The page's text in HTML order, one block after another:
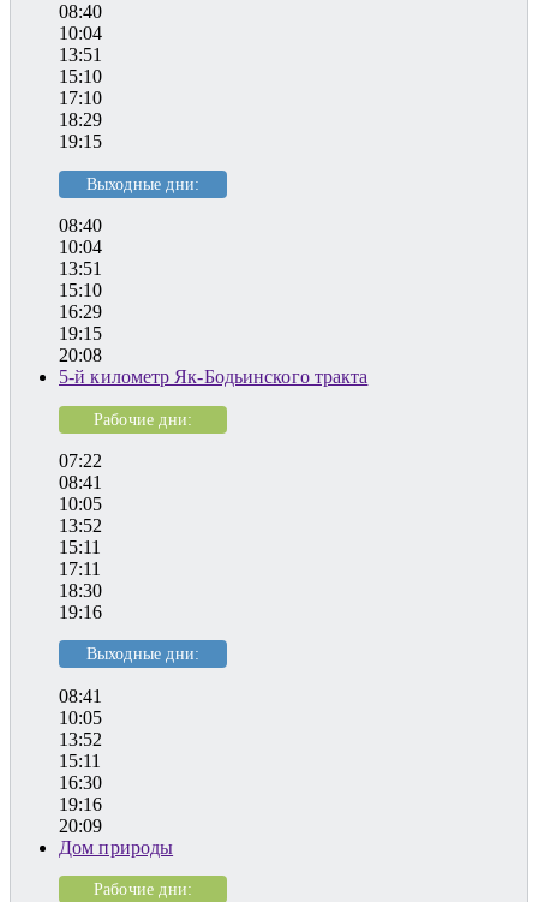
08:40
10:04
13:51
15:10
17:10
18:29
19:15
Выходные дни:
08:40
10:04
13:51
15:10
16:29
19:15
20:08
5-й километр Як-Бодьинского тракта
Рабочие дни:
07:22
08:41
10:05
13:52
15:11
17:11
18:30
19:16
Выходные дни:
08:41
10:05
13:52
15:11
16:30
19:16
20:09
Дом природы
Рабочие дни: